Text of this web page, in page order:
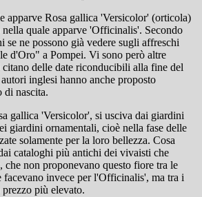
apparve Rosa gallica 'Versicolor' (orticola)
nella quale apparve 'Officinalis'. Secondo
se ne possono già vedere sugli affreschi
d'Oro" a Pompei. Vi sono però altre
delle date riconducibili alla fine del
inglesi hanno anche proposto
di nascita.
gallica 'Versicolor', si usciva dai giardini
giardini ornamentali, cioè nella fase delle
solamente per la loro bellezza. Cosa
cataloghi più antichi dei vivaisti che
che non proponevano questo fiore tra le
facevano invece per l'Officinalis', ma tra i
più elevato.